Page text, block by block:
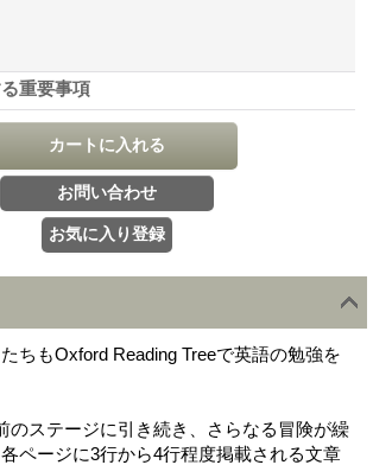
重要事項
ちもOxford Reading Treeで英語の勉強を
のステージに引き続き、さらなる冒険が繰
ページに3行から4行程度掲載される文章